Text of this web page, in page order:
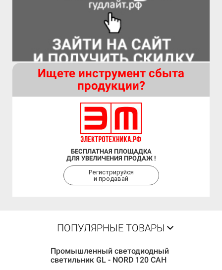
Ищете инструмент сбыта
продукции?
БЕСПЛАТНАЯ ПЛОЩАДКА
ДЛЯ УВЕЛИЧЕНИЯ ПРОДАЖ !
Регистрируйся
и продавай
ПОПУЛЯРНЫЕ ТОВАРЫ
Промышленный светодиодный
светильник GL - NORD 120 САН